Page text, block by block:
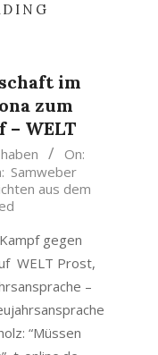
im
zum
– WELT
On:
Samweber
aus dem
gegen
WELT Prost,
–
“Müssen